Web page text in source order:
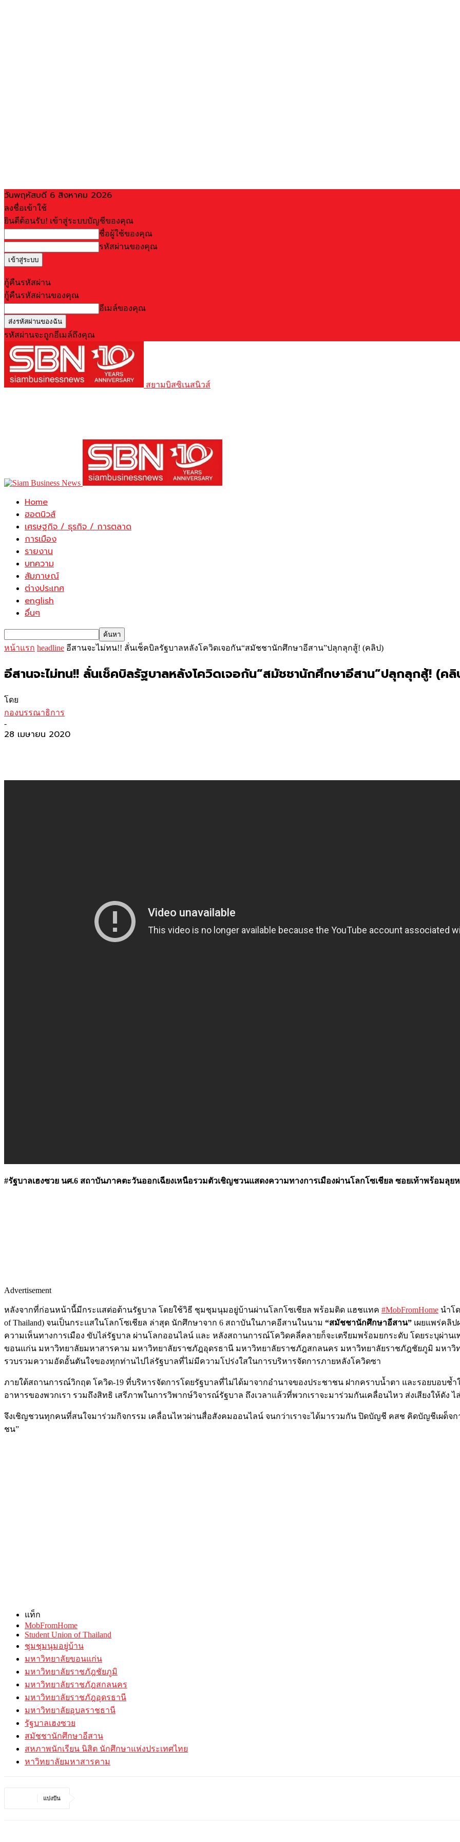
วันพฤหัสบดี 6 สิงหาคม 2026
ลงชื่อเข้าใช้
ยินดีต้อนรับ! เข้าสู่ระบบบัญชีของคุณ
ชื่อผู้ใช้ของคุณ
รหัสผ่านของคุณ
กู้คืนรหัสผ่าน
กู้คืนรหัสผ่านของคุณ
อีเมล์ของคุณ
รหัสผ่านจะถูกอีเมล์ถึงคุณ
สยามบิสซิเนสนิวส์
Home
ฮอตนิวส์
เศรษฐกิจ / ธุรกิจ / การตลาด
การเมือง
รายงาน
บทความ
สัมภาษณ์
ต่างประเทศ
english
อื่นๆ
หน้าแรก headline อีสานจะไม่ทน!! ลั่นเช็คบิลรัฐบาลหลังโควิดเจอกัน“สมัชชานักศึกษาอีสาน”ปลุกลุกสู้! (คลิป)
อีสานจะไม่ทน!! ลั่นเช็คบิลรัฐบาลหลังโควิดเจอกัน“สมัชชานักศึกษาอีสาน”ปลุกลุกสู้! (ค
โดย
กองบรรณาธิการ
-
28 เมษายน 2020
#รัฐบาลเฮงซวย นศ.6 สถาบันภาคตะวันออกเฉียงเหนือรวมตัวเชิญชวนแสดงความทางการเมืองผ่านโลกโซเชียล ซอยเท้าพร้อมลุย
Advertisement
หลังจากที่ก่อนหน้านี้มีกระแสต่อต้านรัฐบาล โดยใช้วิธี ชุมชุมนุมอยู่บ้านผ่านโลกโซเชียล พร้อมติด แฮชแทค #MobFromHome นำโ
of Thailand) จนเป็นกระแสในโลกโซเชียล ล่าสุด นักศึกษาจาก 6 สถาบันในภาคอีสานในนาม “สมัชชานักศึกษาอีสาน” เผยแพร่คลิ
ความเห็นทางการเมือง ขับไล่รัฐบาล ผ่านโลกออนไลน์ และ หลังสถานการณ์โควิดคลี่คลายก็จะเตรียมพร้อมยกระดับ โดยระบุผ่าน
ขอนแก่น มหาวิทยาลัยมหาสารคาม มหาวิทยาลัยราชภัฎอุดรธานี มหาวิทยาลัยราชภัฎสกลนคร มหาวิทยาลัยราชภัฎชัยภูมิ มหาวิ
รวบรวมความอัดอั้นตันใจของทุกท่านไปไล่รัฐบาลที่ไม่มีความโปร่งใสในการบริหารจัดการภายหลังโควิดซา
ภายใต้สถานการณ์วิกฤต โควิด-19 ที่บริหารจัดการโดยรัฐบาลที่ไม่ได้มาจากอำนาจของประชาชน ฝากคราบน้ำตา และรอยบอบช้
อาหารของพวกเรา รวมถึงสิทธิ เสรีภาพในการวิพากษ์วิจารณ์รัฐบาล ถึงเวลาแล้วที่พวกเราจะมาร่วมกันเคลื่อนไหว ส่งเสียงให้ดัง
จึงเชิญชวนทุกคนที่สนใจมาร่วมกิจกรรม เคลื่อนไหวผ่านสื่อสังคมออนไลน์ จนกว่าเราจะได้มารวมกัน ปิดบัญชี คสช คิดบัญชีเผด็จ
ชน”
แท็ก
MobFromHome
Student Union of Thailand
ชุมชุมนุมอยู่บ้าน
มหาวิทยาลัยขอนแก่น
มหาวิทยาลัยราชภัฎชัยภูมิ
มหาวิทยาลัยราชภัฎสกลนคร
มหาวิทยาลัยราชภัฎอุดรธานี
มหาวิทยาลัยอุบลราชธานี
รัฐบาลเฮงซวย
สมัชชานักศึกษาอีสาน
สหภาพนักเรียน นิสิต นักศึกษาแห่งประเทศไทย
หาวิทยาลัยมหาสารคาม
แบ่งปัน